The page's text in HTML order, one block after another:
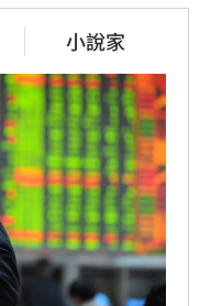
小說家